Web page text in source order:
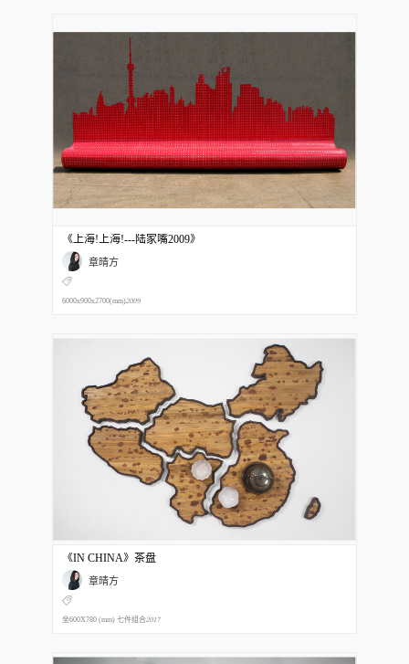
《上海!上海!---陆家嘴2009》
章晴方
6000x900x2700(mm)2009
《IN CHINA》茶盘
章晴方
坐600X780 (mm) 七件组合2017